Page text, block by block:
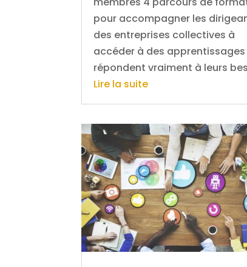
pour accompagner les
des entreprises collectives à
accéder à des apprentissages
répondent vraiment à leurs
Lire la suite